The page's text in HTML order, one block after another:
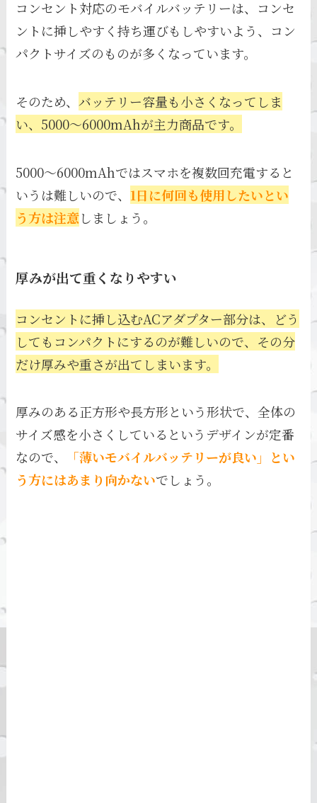
コンセント対応のモバイルバッテリーは、コンセ
ントに挿しやすく持ち運びもしやすいよう、コン
パクトサイズのものが多くなっています。
そのため、バッテリー容量も小さくなってしま
い、5000～6000mAhが主力商品です。
5000～6000mAhではスマホを複数回充電すると
いうは難しいので、 1日に何回も使用したいとい
う方は注意しましょう。
厚みが出て重くなりやすい
コンセントに挿し込むACアダプター部分は、どう
してもコンパクトにするのが難しいので、その分
だけ厚みや重さが出てしまいます。
厚みのある正方形や長方形という形状で、全体の
サイズ感を小さくしているというデザインが定番
なので、
「薄いモバイルバッテリーが良い」とい
う方にはあまり向かないでしょう。